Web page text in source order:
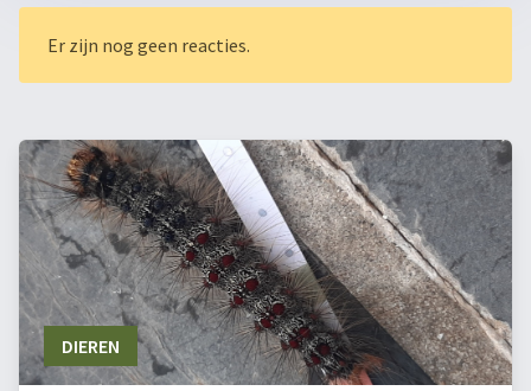
Er zijn nog geen reacties.
DIEREN